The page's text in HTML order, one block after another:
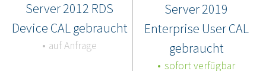
Server 2012 RDS
Device CAL gebraucht
auf Anfrage
Server 2019
Enterprise User CAL
gebraucht
sofort verfügbar